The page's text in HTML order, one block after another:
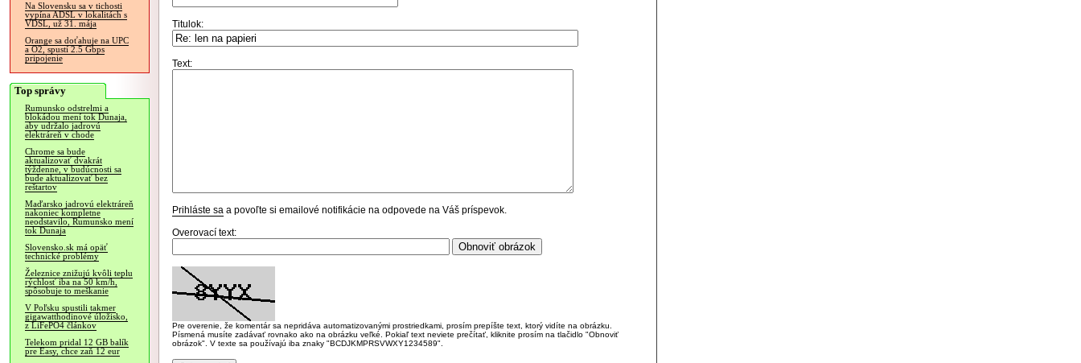
Na Slovensku sa v tichosti
vypína ADSL v lokalitách s
VDSL, už 31. mája
Orange sa doťahuje na UPC
a O2, spustí 2.5 Gbps
pripojenie
Top správy
Rumunsko odstrelmi a
blokádou mení tok Dunaja,
aby udržalo jadrovú
elektráreň v chode
Chrome sa bude
aktualizovať dvakrát
týždenne, v budúcnosti sa
bude aktualizovať bez
reštartov
Maďarsko jadrovú elektráreň
nakoniec kompletne
neodstavilo, Rumunsko mení
tok Dunaja
Slovensko.sk má opäť
technické problémy
Železnice znižujú kvôli teplu
rýchlosť iba na 50 km/h,
spôsobuje to meškanie
V Poľsku spustili takmer
gigawatthodinové úložisko,
z LiFePO4 článkov
Telekom pridal 12 GB balík
pre Easy, chce zaň 12 eur
Titulok:
Text:
Prihláste sa a povoľte si emailové notifikácie na odpovede na Váš príspevok.
Overovací text:
Pre overenie, že komentár sa nepridáva automatizovanými prostriedkami, prosím prepíšte text, ktorý vidíte na obrázku.
Písmená musíte zadávať rovnako ako na obrázku veľké. Pokiaľ text neviete prečítať, kliknite prosím na tlačidlo "Obnoviť
obrázok". V texte sa používajú iba znaky "BCDJKMPRSVWXY1234589".